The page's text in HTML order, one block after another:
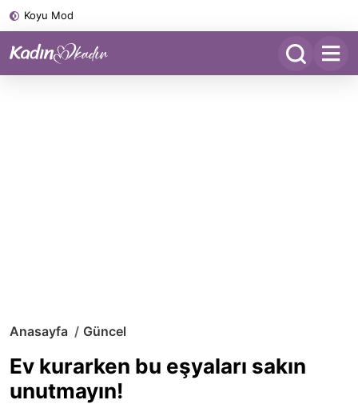
Koyu Mod
Anasayfa Güncel
Ev kurarken bu eşyaları sakın
unutmayın!